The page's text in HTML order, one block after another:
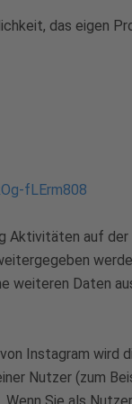
das eigen
fLErm808
Aktivitäten auf
weiteren Daten
Instagram wird
Nutzer (zum